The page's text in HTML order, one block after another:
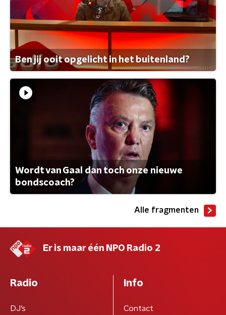
Ben jij ooit opgelicht in het buitenland?
Wordt van Gaal dan toch onze nieuwe
bondscoach?
Alle fragmenten
Er is maar één NPO Radio 2
Radio
DJ’s
Info
Contact